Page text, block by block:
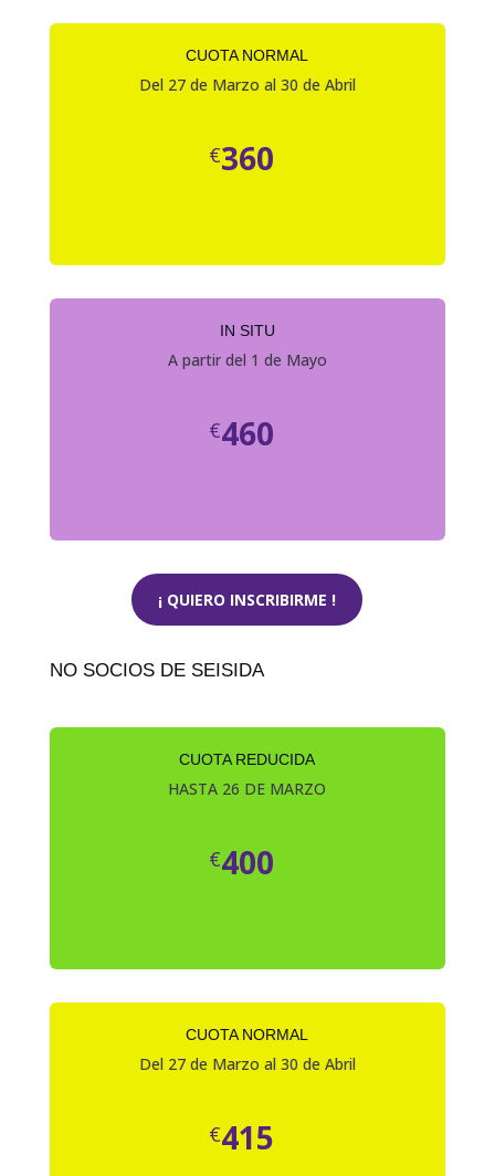
CUOTA NORMAL
Del 27 de Marzo al 30 de Abril
€360
IN SITU
A partir del 1 de Mayo
€460
¡ QUIERO INSCRIBIRME !
NO SOCIOS DE SEISIDA
CUOTA REDUCIDA
HASTA 26 DE MARZO
€400
CUOTA NORMAL
Del 27 de Marzo al 30 de Abril
€415